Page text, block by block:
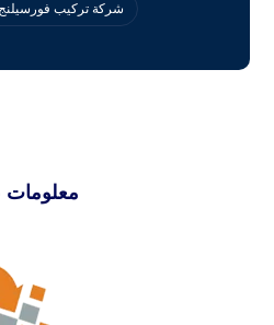
‏شركة تركيب
معلومات